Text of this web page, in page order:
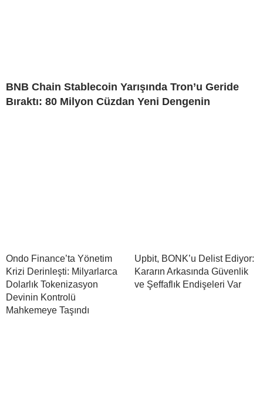
BNB Chain Stablecoin Yarışında Tron’u Geride
Bıraktı: 80 Milyon Cüzdan Yeni Dengenin
Ondo Finance’ta Yönetim
Krizi Derinleşti: Milyarlarca
Dolarlık Tokenizasyon
Devinin Kontrolü
Mahkemeye Taşındı
Upbit, BONK’u Delist Ediyor:
Kararın Arkasında Güvenlik
ve Şeffaflık Endişeleri Var